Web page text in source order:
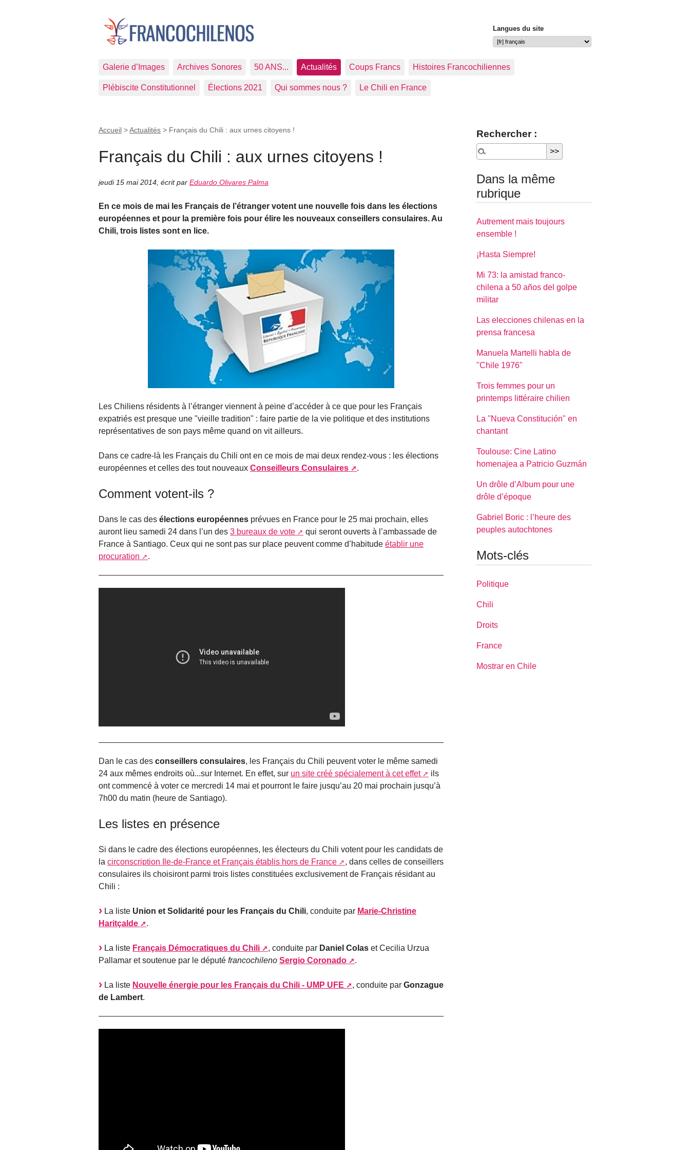
Langues du site
Galerie d’Images Archives Sonores 50 ANS... Actualités Coups Francs Histoires Francochiliennes
Plébiscite Constitutionnel Élections 2021 Qui sommes nous ? Le Chili en France
Accueil >Actualités > Français du Chili : aux urnes citoyens !
Français du Chili : aux urnes citoyens !
jeudi 15 mai 2014 écrit par Eduardo Olivares Palma
En ce mois de mai les Français de l’étranger votent une nouvelle fois dans les élections
européennes et pour la première fois pour élire les nouveaux conseillers consulaires. Au
Chili, trois listes sont en lice.
Les Chiliens résidents à l’étranger viennent à peine d’accéder à ce que pour les Français
expatriés est presque une "vieille tradition" : faire partie de la vie politique et des institutions
représentatives de son pays même quand on vit ailleurs.
Dans ce cadre-là les Français du Chili ont en ce mois de mai deux rendez-vous : les élections
européennes et celles des tout nouveaux Conseilleurs Consulaires .
Comment votent-ils ?
Dans le cas des élections européennes prévues en France pour le 25 mai prochain, elles
auront lieu samedi 24 dans l’un des 3 bureaux de vote
qui seront ouverts à l’ambassade de
France à Santiago. Ceux qui ne sont pas sur place peuvent comme d’habitude établir une
procuration
.
Dan le cas des conseillers consulaires, les Français du Chili peuvent voter le même samedi
24 aux mêmes endroits où...sur Internet. En effet, sur un site créé spécialement à cet effet
ils
ont commencé à voter ce mercredi 14 mai et pourront le faire jusqu’au 20 mai prochain jusqu’à
7h00 du matin (heure de Santiago).
Les listes en présence
Si dans le cadre des élections européennes, les électeurs du Chili votent pour les candidats de
la circonscription Ile-de-France et Français établis hors de France
, dans celles de conseillers
consulaires ils choisiront parmi trois listes constituées exclusivement de Français résidant au
Chili :
La liste Union et Solidarité pour les Français du Chili, conduite par Marie-Christine
Haritçalde
.
La liste Français Démocratiques du Chili , conduite par Daniel Colas et Cecilia Urzua
Pallamar et soutenue par le député francochileno Sergio Coronado .
La liste Nouvelle énergie pour les Français du Chili - UMP UFE , conduite par Gonzague
de Lambert.
Rechercher :
Dans la même
rubrique
Autrement mais toujours
ensemble !
¡Hasta Siempre!
Mi 73: la amistad franco-
chilena a 50 años del golpe
militar
Las elecciones chilenas en la
prensa francesa
Manuela Martelli habla de
"Chile 1976"
Trois femmes pour un
printemps littéraire chilien
La "Nueva Constitución" en
chantant
Toulouse: Cine Latino
homenajea a Patricio Guzmán
Un drôle d’Album pour une
drôle d’époque
Gabriel Boric : l’heure des
peuples autochtones
Mots-clés
Politique
Chili
Droits
France
Mostrar en Chile